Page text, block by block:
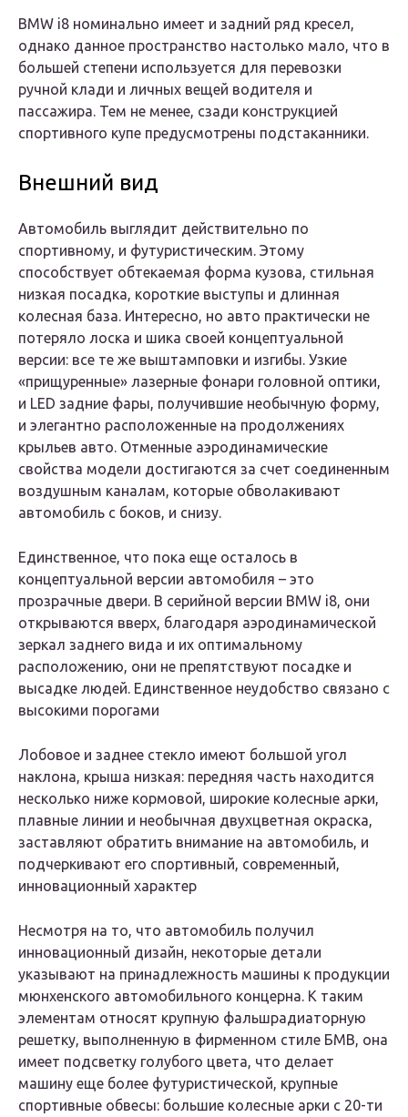
BMW i8 номинально имеет и задний ряд кресел,
однако данное пространство настолько мало, что в
большей степени используется для перевозки
ручной клади и личных вещей водителя и
пассажира. Тем не менее, сзади конструкцией
спортивного купе предусмотрены подстаканники.
Внешний вид
Автомобиль выглядит действительно по
спортивному, и футуристическим. Этому
способствует обтекаемая форма кузова, стильная
низкая посадка, короткие выступы и длинная
колесная база. Интересно, но авто практически не
потеряло лоска и шика своей концептуальной
версии: все те же выштамповки и изгибы. Узкие
«прищуренные» лазерные фонари головной оптики,
и LED задние фары, получившие необычную форму,
и элегантно расположенные на продолжениях
крыльев авто. Отменные аэродинамические
свойства модели достигаются за счет соединенным
воздушным каналам, которые обволакивают
автомобиль с боков, и снизу.
Единственное, что пока еще осталось в
концептуальной версии автомобиля – это
прозрачные двери. В серийной версии BMW i8, они
открываются вверх, благодаря аэродинамической
зеркал заднего вида и их оптимальному
расположению, они не препятствуют посадке и
высадке людей. Единственное неудобство связано с
высокими порогами
Лобовое и заднее стекло имеют большой угол
наклона, крыша низкая: передняя часть находится
несколько ниже кормовой, широкие колесные арки,
плавные линии и необычная двухцветная окраска,
заставляют обратить внимание на автомобиль, и
подчеркивают его спортивный, современный,
инновационный характер
Несмотря на то, что автомобиль получил
инновационный дизайн, некоторые детали
указывают на принадлежность машины к продукции
мюнхенского автомобильного концерна. К таким
элементам относят крупную фальшрадиаторную
решетку, выполненную в фирменном стиле БМВ, она
имеет подсветку голубого цвета, что делает
машину еще более футуристической, крупные
спортивные обвесы: большие колесные арки с 20-ти